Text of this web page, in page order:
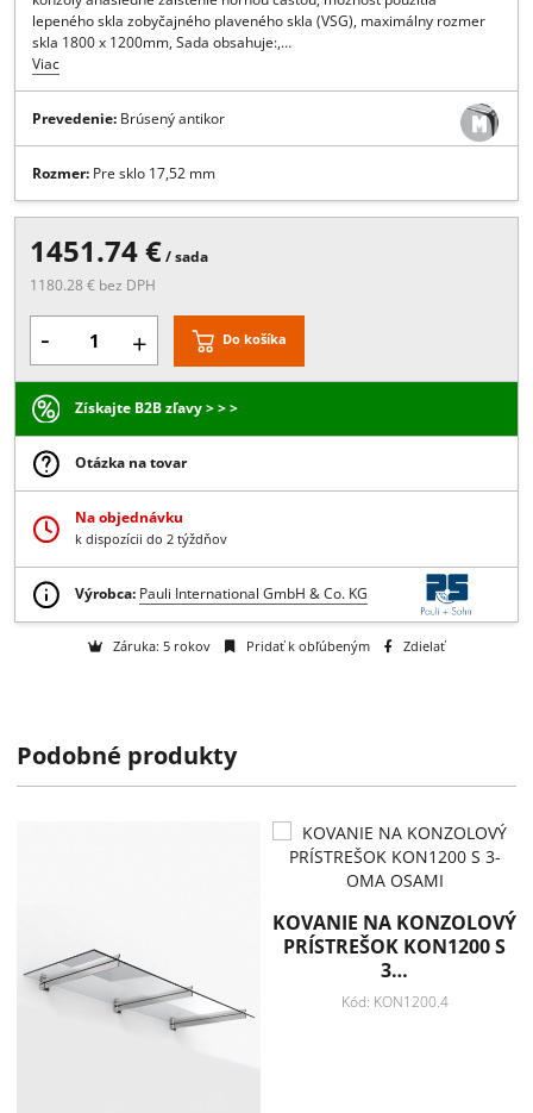
Popis:PRE KONZOLOVÉ PRÍSTREŠKY S CERTIFIKÁCIOU, , pevne daný
rozmer pre vysadenie skla1200 mm, Sklo je uložené na celej dĺžke
konzoly, Veľmi jednoduchá montáž ibapoložením skla na spodnú
konzoly anásledne zaistenie hornou časťou, možnosť použitia
lepeného skla zobyčajného plaveného skla (VSG), maximálny
skla 1800 x 1200mm, Sada obsahuje:,…
Prevedenie:Brúsený antikor
Rozmer:Pre sklo 17,52 mm
1451.74 €/ sada
1180.28 € bez DPH
- + Do košíka
Získajte B2B zľavy > > >
Výrobca: Pauli International GmbH & Co. KG
Pridať k obľúbeným Zdielať
Podobné produkty
KOVANIE NA KONZOLOVÝ
PRÍSTREŠOK KON1200 S
3…
Kód: KON1200.4